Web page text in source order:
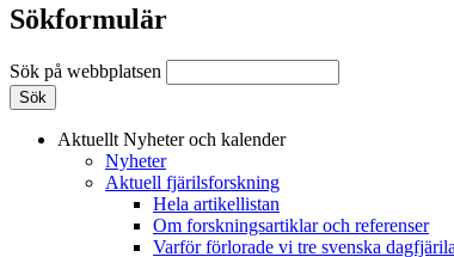
Sökformulär
Sök på webbplatsen
Aktuellt Nyheter och kalender
Nyheter
Aktuell fjärilsforskning
Hela artikellistan
Om forskningsartiklar och referenser
Varför förlorade vi tre svenska